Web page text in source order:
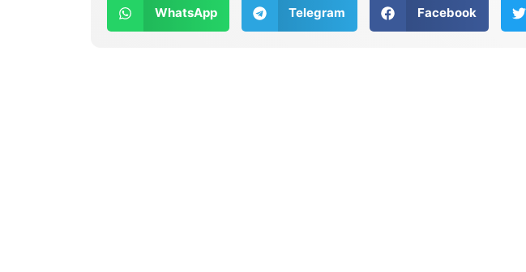
WhatsApp Telegram Facebook